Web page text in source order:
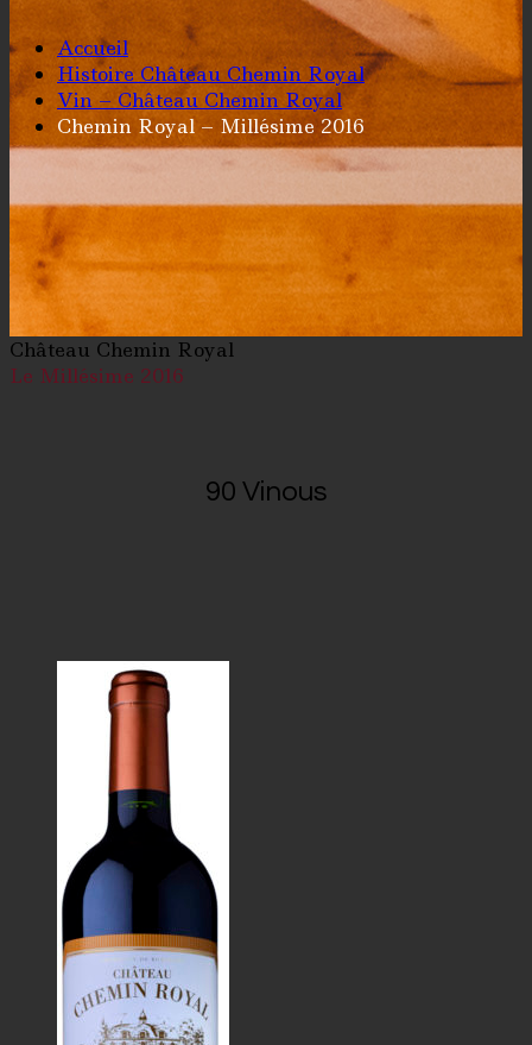
Accueil
Histoire Château Chemin Royal
Vin – Château Chemin Royal
Chemin Royal – Millésime 2016
Château Chemin Royal
Le Millésime 2016
90 Vinous